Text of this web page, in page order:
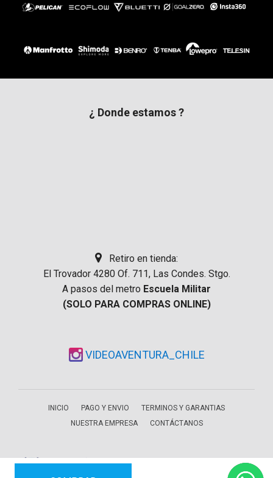
¿ Donde estamos ?
Retiro en tienda:
El Trovador 4280 Of. 711, Las Condes. Stgo.
A pasos del metro Escuela Militar
(SOLO PARA COMPRAS ONLINE)
VIDEOAVENTURA_CHILE
INICIO PAGO Y ENVIO
TERMINOS Y GARANTIAS
NUESTRA EMPRESA
CONTÁCTANOS